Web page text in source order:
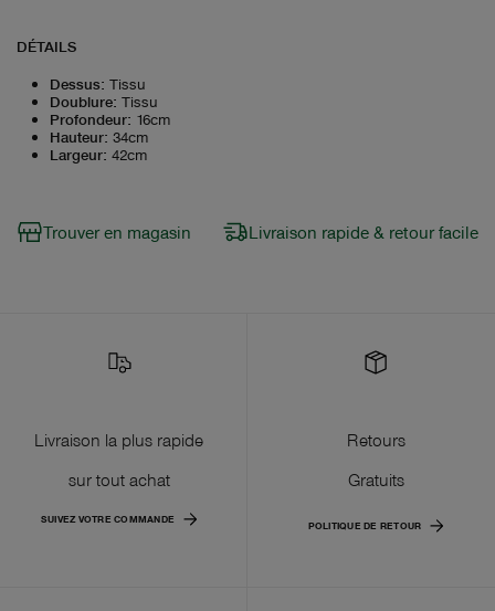
DÉTAILS
Dessus: Tissu
Doublure: Tissu
Profondeur: 16cm
Hauteur: 34cm
Largeur: 42cm
Trouver en magasin Livraison rapide & retour facile
Livraison la plus rapide
sur tout achat
SUIVEZ VOTRE COMMANDE
Retours
Gratuits
POLITIQUE DE RETOUR